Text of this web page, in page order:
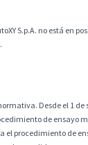
S.p.A. no está en
Desde el 1 de
de ensayo
el procedimiento de